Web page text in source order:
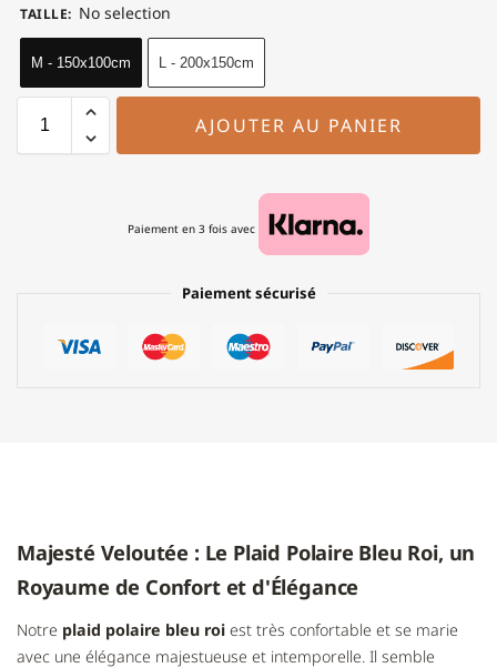
TAILLE: No selection
M - 150x100cm L - 200x150cm
AJOUTER AU PANIER
Paiement en 3 fois avec
Paiement sécurisé
Majesté Veloutée : Le Plaid Polaire Bleu Roi, un
Royaume de Confort et d'Élégance
Notre plaid polaire bleu roi est très confortable et se marie
avec une élégance majestueuse et intemporelle. Il semble